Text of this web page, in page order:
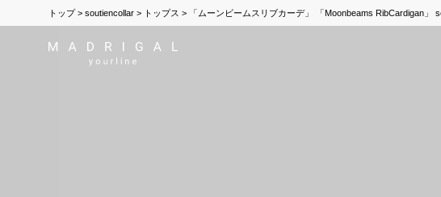
トップ soutiencollar トップス 「ムーンビームスリブカーデ」 「Moonbeams RibCardigan」